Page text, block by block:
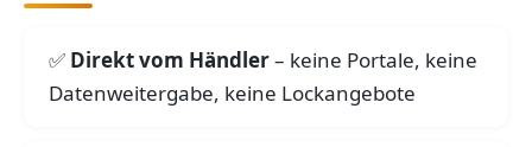
Direkt vom Händler– keine Portale, keine
Datenweitergabe, keine Lockangebote